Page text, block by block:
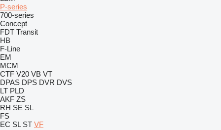
P-series
700-series
Concept
FDT Transit
HB
F-Line
EM
MCM
CTF V20 VB VT
DPAS DPS DVR DVS
LT PLD
AKF ZS
RH SE SL
FS
EC SL ST VF